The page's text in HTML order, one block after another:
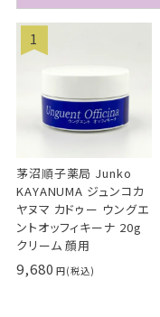
茅沼順子薬局 Junko
KAYANUMA ジュンコカ
ヤヌマ カドゥー ウングエ
ントオッフィキーナ 20g
クリーム 顔用
9,680